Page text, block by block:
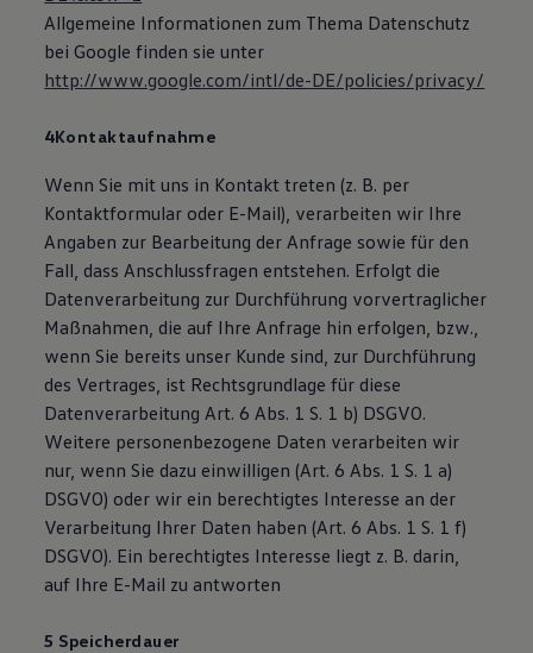
Allgemeine Informationen zum Thema Datenschutz
bei Google finden sie unter
http://www.google.com/intl/de-DE/policies/privacy/
4Kontaktaufnahme
Wenn Sie mit uns in Kontakt treten (z. B. per
Kontaktformular oder E-Mail), verarbeiten wir Ihre
Angaben zur Bearbeitung der Anfrage sowie für den
Fall, dass Anschlussfragen entstehen. Erfolgt die
Datenverarbeitung zur Durchführung vorvertraglicher
Maßnahmen, die auf Ihre Anfrage hin erfolgen, bzw.,
wenn Sie bereits unser Kunde sind, zur Durchführung
des Vertrages, ist Rechtsgrundlage für diese
Datenverarbeitung Art. 6 Abs. 1 S. 1 b) DSGVO.
Weitere personenbezogene Daten verarbeiten wir
nur, wenn Sie dazu einwilligen (Art. 6 Abs. 1 S. 1 a)
DSGVO) oder wir ein berechtigtes Interesse an der
Verarbeitung Ihrer Daten haben (Art. 6 Abs. 1 S. 1 f)
DSGVO). Ein berechtigtes Interesse liegt z. B. darin,
auf Ihre E-Mail zu antworten
5 Speicherdauer